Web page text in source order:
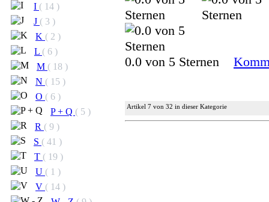
I ( 14 )
J ( 3 )
K ( 2 )
L ( 6 )
M ( 18 )
N ( 15 )
O ( 6 )
P + Q ( 5 )
R ( 9 )
S ( 41 )
T ( 19 )
U ( 1 )
V ( 14 )
0.0 von 5 Sternen
Artikel 7 von 32 in dieser Kategorie